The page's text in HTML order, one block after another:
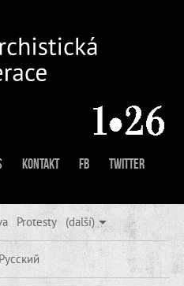
Kontakt FB
Twitter
Protesty (další)
Русский